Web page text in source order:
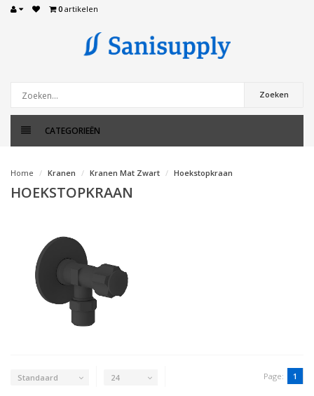
0 artikelen
Zoeken
CATEGORIEËN
Home Kranen Kranen Mat Zwart Hoekstopkraan
HOEKSTOPKRAAN
Standaard 24 Page: 1